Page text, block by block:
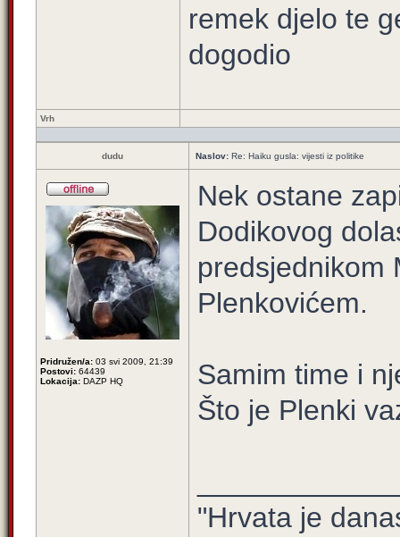
remek djelo te
dogodio
Vrh
dudu Naslov: Re: Haiku gusla: vijesti iz politike
Pridružen/a: 03 svi 2009, 21:39
Postovi: 64439
Lokacija: DAZP HQ
Nek ostane
Dodikovog
predsjednikom
Plenkovićem.
Samim time i
Što je Plenki
"Hrvata je